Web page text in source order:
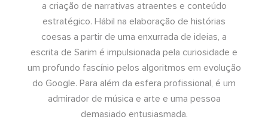
a criação de narrativas atraentes e conteúdo
estratégico. Hábil na elaboração de histórias
coesas a partir de uma enxurrada de ideias, a
escrita de Sarim é impulsionada pela curiosidade e
um profundo fascínio pelos algoritmos em evolução
do Google. Para além da esfera profissional, é um
admirador de música e arte e uma pessoa
demasiado entusiasmada.